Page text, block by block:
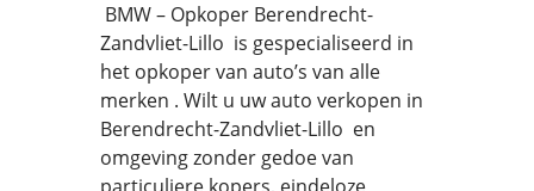
BMW – Opkoper Berendrecht-
Zandvliet-Lillo is gespecialiseerd in
het opkoper van auto’s van alle
merken . Wilt u uw auto verkopen in
Berendrecht-Zandvliet-Lillo en
omgeving zonder gedoe van